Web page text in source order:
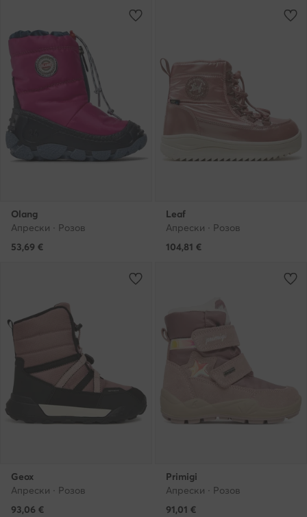
Olang
Апрески · Розов
53,69 €
Leaf
Апрески · Розов
104,81 €
Geox
Апрески · Розов
93,06 €
Primigi
Апрески · Розов
91,01 €